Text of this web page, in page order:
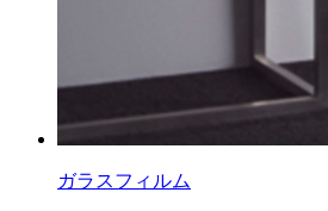
ガラスフィルム